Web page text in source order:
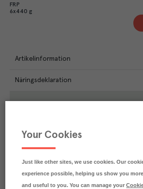
FRP
6x440 g
Artikelinformation
Näringsdeklaration
utsläppen av 78.9 kg koldioxid.
Your Cookies
Just like other sites, we use cookies. Our
experience possible, helping us show you
and useful to you. You can manage your